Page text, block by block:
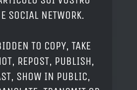
SOCIAL NETWORK.
TO COPY, TAKE
REPOST, PUBLISH,
SHOW IN PUBLIC,